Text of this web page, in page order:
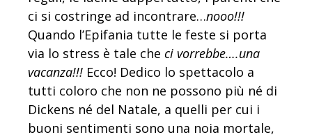
ci si costringe ad incontrare…nooo!!!
Quando l’Epifania tutte le feste si porta
via lo stress è tale che ci vorrebbe….una
vacanza!!! Ecco! Dedico lo spettacolo a
tutti coloro che non ne possono più né di
Dickens né del Natale, a quelli per cui i
buoni sentimenti sono una noia mortale,